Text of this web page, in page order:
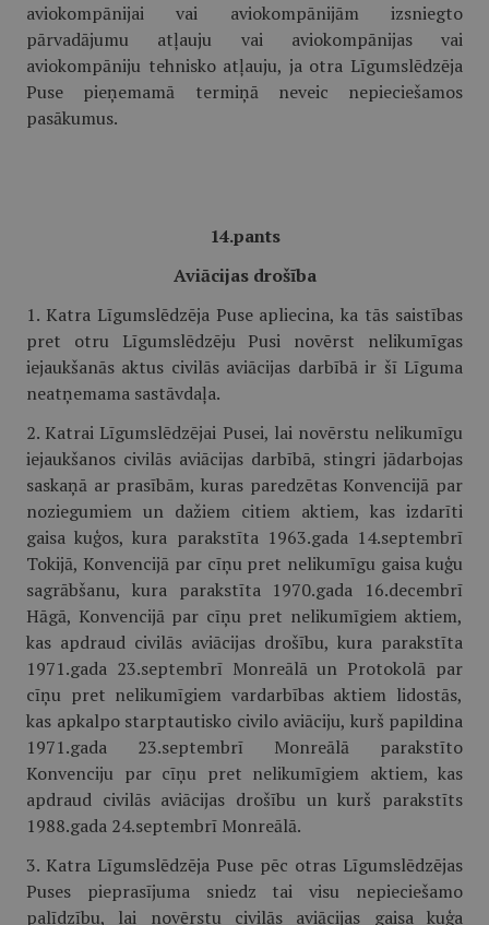
aviokompānijai vai aviokompānijām izsniegto
pārvadājumu atļauju vai aviokompānijas vai
aviokompāniju tehnisko atļauju, ja otra Līgumslēdzēja
Puse pieņemamā termiņā neveic nepieciešamos
pasākumus.
14.pants
Aviācijas drošība
1. Katra Līgumslēdzēja Puse apliecina, ka tās saistības
pret otru Līgumslēdzēju Pusi novērst nelikumīgas
iejaukšanās aktus civilās aviācijas darbībā ir šī Līguma
neatņemama sastāvdaļa.
2. Katrai Līgumslēdzējai Pusei, lai novērstu nelikumīgu
iejaukšanos civilās aviācijas darbībā, stingri jādarbojas
saskaņā ar prasībām, kuras paredzētas Konvencijā par
noziegumiem un dažiem citiem aktiem, kas izdarīti
gaisa kuģos, kura parakstīta 1963.gada 14.septembrī
Tokijā, Konvencijā par cīņu pret nelikumīgu gaisa kuģu
sagrābšanu, kura parakstīta 1970.gada 16.decembrī
Hāgā, Konvencijā par cīņu pret nelikumīgiem aktiem,
kas apdraud civilās aviācijas drošību, kura parakstīta
1971.gada 23.septembrī Monreālā un Protokolā par
cīņu pret nelikumīgiem vardarbības aktiem lidostās,
kas apkalpo starptautisko civilo aviāciju, kurš papildina
1971.gada 23.septembrī Monreālā parakstīto
Konvenciju par cīņu pret nelikumīgiem aktiem, kas
apdraud civilās aviācijas drošību un kurš parakstīts
1988.gada 24.septembrī Monreālā.
3. Katra Līgumslēdzēja Puse pēc otras Līgumslēdzējas
Puses pieprasījuma sniedz tai visu nepieciešamo
palīdzību, lai novērstu civilās aviācijas gaisa kuģa